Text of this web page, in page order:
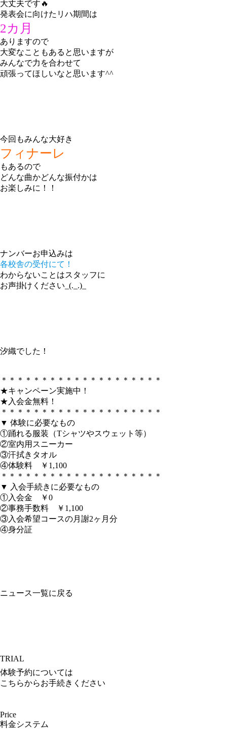
大丈夫です🔥
発表会に向けたリハ期間は
2カ月
ありますので
大変なこともあると思いますが
みんなで力を合わせて
頑張ってほしいなと思います^^
今回もみんな大好き
フィナーレ
もあるので
どんな曲かどんな振付かは
お楽しみに！！
ナンバーお申込みは
各校舎の受付にて！
わからないことはスタッフに
お声掛けください_(._.)_
汐織でした！
＊＊＊＊＊＊＊＊＊＊＊＊＊＊＊＊＊＊＊＊
★キャンペーン実施中！
★入会金無料！
＊＊＊＊＊＊＊＊＊＊＊＊＊＊＊＊＊＊＊＊
▼ 体験に必要なもの
①踊れる服装（Tシャツやスウェット等）
②室内用スニーカー
③汗拭きタオル
④体験料 ￥1,100
＊＊＊＊＊＊＊＊＊＊＊＊＊＊＊＊＊＊＊＊
▼ 入会手続きに必要なもの
①入会金 ￥0
②事務手数料 ￥1,100
③入会希望コースの月謝2ヶ月分
④身分証
ニュース一覧に戻る
TRIAL
体験予約については
こちらからお手続きください
Price
料金システム